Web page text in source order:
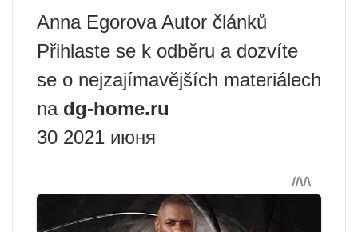
Anna Egorova Autor článků
Přihlaste se k odběru a dozvíte
se o nejzajímavějších materiálech
na dg-home.ru
30 2021 июня